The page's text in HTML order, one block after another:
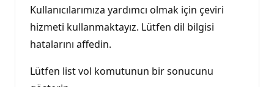
ı
n
l
ı
k
a
Kullanıcılarımıza yardımcı olmak için çeviri
hizmeti kullanmaktayız. Lütfen dil bilgisi
hatalarını affedin.
Lütfen list vol komutunun bir sonucunu